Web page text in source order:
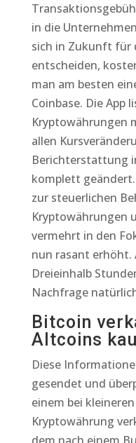
in die
sich in Zukunft für
entscheiden,
man am besten
Coinbase. Die App
Kryptowährungen
allen
Berichterstattung
komplett
zur steuerlichen
Kryptowährungen
vermehrt in den
nun rasant erhöht.
Dreieinhalb
Nachfrage
Bitcoin
Altcoins
Diese
gesendet und
einem bei
Kryptowährung